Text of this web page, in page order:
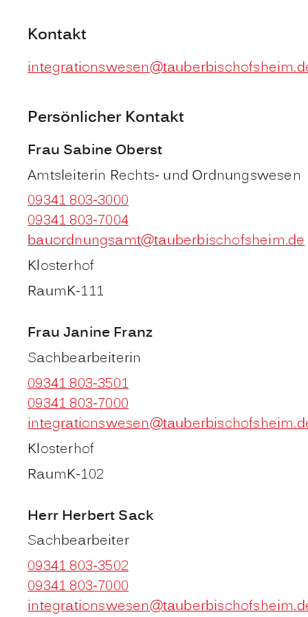
Kontakt
Persönlicher Kontakt
Frau Sabine Oberst
Amtsleiterin Rechts- und Ordnungswesen
09341 803-3000
09341 803-7004
bauordnungsamt@tauberbischofsheim.de
Klosterhof
RaumK-111
Frau Janine Franz
Sachbearbeiterin
09341 803-3501
09341 803-7000
Klosterhof
RaumK-102
Herr Herbert Sack
Sachbearbeiter
09341 803-3502
09341 803-7000